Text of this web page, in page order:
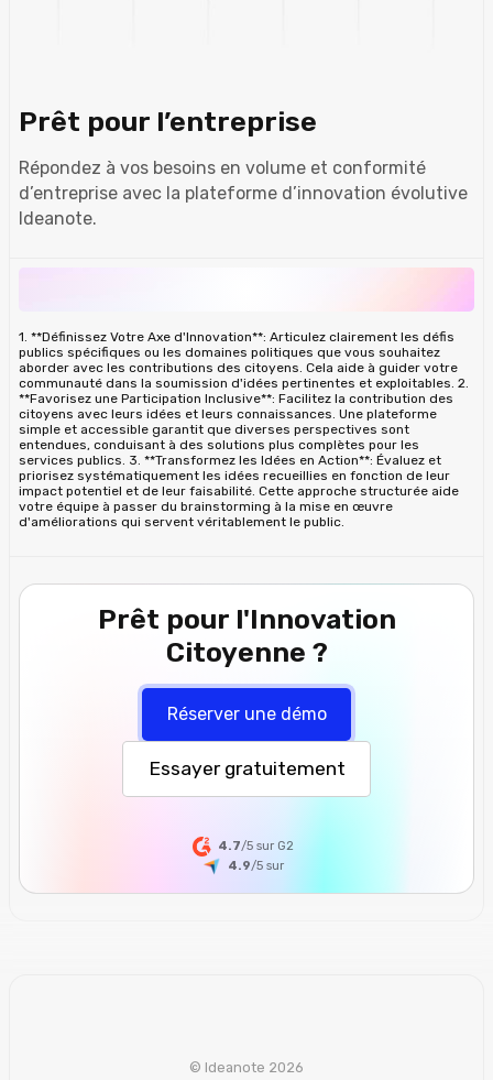
Prêt pour l’entreprise
Répondez à vos besoins en volume et conformité
d’entreprise avec la plateforme d’innovation évolutive
Ideanote.
1. **Définissez Votre Axe d'Innovation**: Articulez clairement les défis
publics spécifiques ou les domaines politiques que vous souhaitez
aborder avec les contributions des citoyens. Cela aide à guider votre
communauté dans la soumission d'idées pertinentes et exploitables. 2.
**Favorisez une Participation Inclusive**: Facilitez la contribution des
citoyens avec leurs idées et leurs connaissances. Une plateforme
simple et accessible garantit que diverses perspectives sont
entendues, conduisant à des solutions plus complètes pour les
services publics. 3. **Transformez les Idées en Action**: Évaluez et
priorisez systématiquement les idées recueillies en fonction de leur
impact potentiel et de leur faisabilité. Cette approche structurée aide
votre équipe à passer du brainstorming à la mise en œuvre
d'améliorations qui servent véritablement le public.
Prêt pour l'Innovation
Citoyenne ?
Réserver une démo
Essayer gratuitement
4.7/5 sur G2
4.9/5sur
© Ideanote 2026